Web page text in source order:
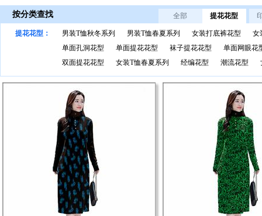
按分类查找 全部 提花花型
提花花型： 男装T恤秋冬系列 男装T恤春夏系列 女装打底裤花型
女
单面孔洞花型
单面提花花型 袜子提花花型
单面网眼花
双面提花花型
女装T恤春夏系列 经编花型 潮流花型